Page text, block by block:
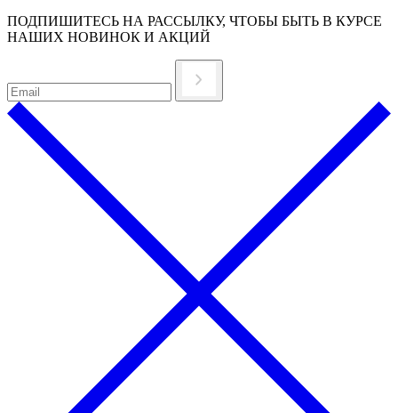
ПОДПИШИТЕСЬ НА РАССЫЛКУ, ЧТОБЫ БЫТЬ В КУРСЕ
НАШИХ НОВИНОК И АКЦИЙ